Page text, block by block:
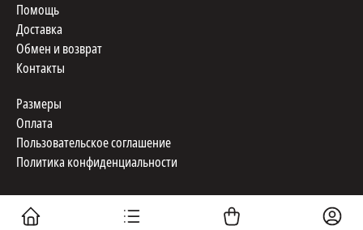
Помощь
Доставка
Обмен и возврат
Контакты
Размеры
Оплата
Пользовательское соглашение
Политика конфиденциальности